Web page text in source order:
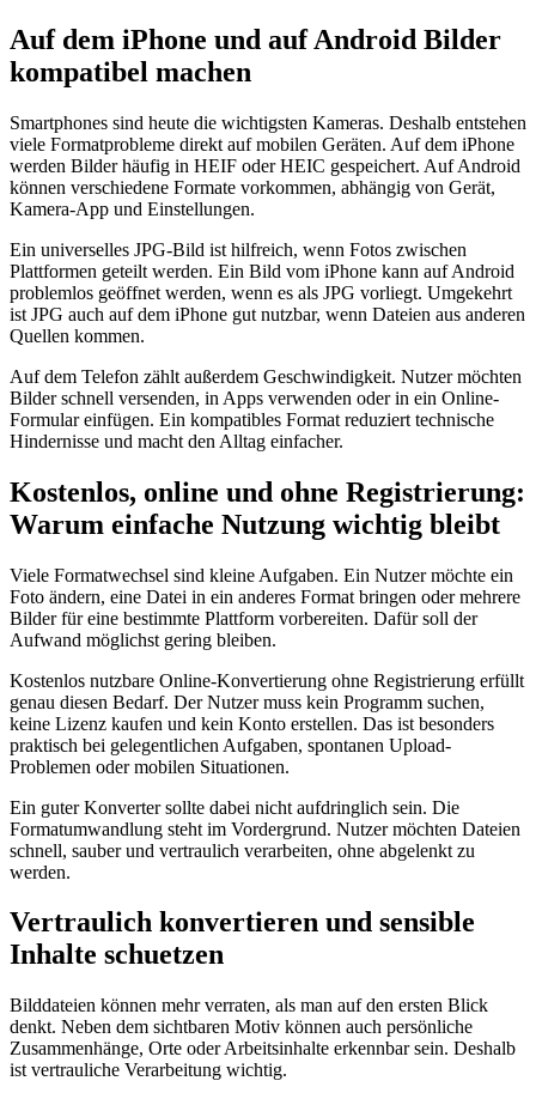
Auf dem iPhone und auf Android Bilder
kompatibel machen
Smartphones sind heute die wichtigsten Kameras. Deshalb entstehen
viele Formatprobleme direkt auf mobilen Geräten. Auf dem iPhone
werden Bilder häufig in HEIF oder HEIC gespeichert. Auf Android
können verschiedene Formate vorkommen, abhängig von Gerät,
Kamera-App und Einstellungen.
Ein universelles JPG-Bild ist hilfreich, wenn Fotos zwischen
Plattformen geteilt werden. Ein Bild vom iPhone kann auf Android
problemlos geöffnet werden, wenn es als JPG vorliegt. Umgekehrt
ist JPG auch auf dem iPhone gut nutzbar, wenn Dateien aus anderen
Quellen kommen.
Auf dem Telefon zählt außerdem Geschwindigkeit. Nutzer möchten
Bilder schnell versenden, in Apps verwenden oder in ein Online-
Formular einfügen. Ein kompatibles Format reduziert technische
Hindernisse und macht den Alltag einfacher.
Kostenlos, online und ohne Registrierung:
Warum einfache Nutzung wichtig bleibt
Viele Formatwechsel sind kleine Aufgaben. Ein Nutzer möchte ein
Foto ändern, eine Datei in ein anderes Format bringen oder mehrere
Bilder für eine bestimmte Plattform vorbereiten. Dafür soll der
Aufwand möglichst gering bleiben.
Kostenlos nutzbare Online-Konvertierung ohne Registrierung erfüllt
genau diesen Bedarf. Der Nutzer muss kein Programm suchen,
keine Lizenz kaufen und kein Konto erstellen. Das ist besonders
praktisch bei gelegentlichen Aufgaben, spontanen Upload-
Problemen oder mobilen Situationen.
Ein guter Konverter sollte dabei nicht aufdringlich sein. Die
Formatumwandlung steht im Vordergrund. Nutzer möchten Dateien
schnell, sauber und vertraulich verarbeiten, ohne abgelenkt zu
werden.
Vertraulich konvertieren und sensible
Inhalte schuetzen
Bilddateien können mehr verraten, als man auf den ersten Blick
denkt. Neben dem sichtbaren Motiv können auch persönliche
Zusammenhänge, Orte oder Arbeitsinhalte erkennbar sein. Deshalb
ist vertrauliche Verarbeitung wichtig.